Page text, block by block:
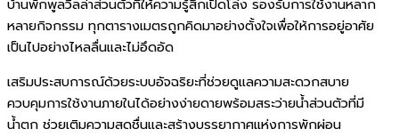
บ้านพักพูลวิลล่าส่วนตัวที่ให้ความรู้สึกเปิดโล่ง รองรับการใช้งานหลาก
หลายกิจกรรม ทุกตารางเมตรถูกคิดมาอย่างตั้งใจเพื่อให้การอยู่อาศัย
เป็นไปอย่างไหลลื่นและไม่อึดอัด
เสริมประสบการณ์ด้วยระบบอัจฉริยะที่ช่วยดูแลความสะดวกสบาย
ควบคุมการใช้งานภายในได้อย่างง่ายดายพร้อมสระว่ายน้ำส่วนตัวที่มี
น้ำตก ช่วยเติมความสดชื่นและสร้างบรรยากาศแห่งการพักผ่อน